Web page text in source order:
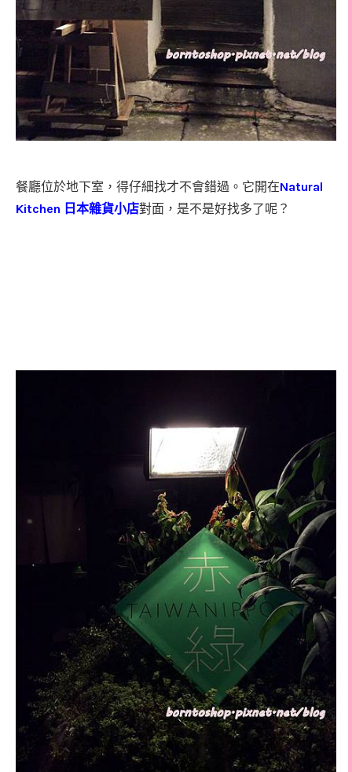
餐廳位於地下室，得仔細找才不會錯過。它開在Natural
Kitchen 日本雜貨小店對面，是不是好找多了呢？